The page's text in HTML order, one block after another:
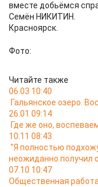
вместе добьёмся
Семён НИКИТИН.
Красноярск.
Фото:
Читайте также
06.03 10:40
Гальянское озеро.
26.01 09:14
Где же оно,
10.11 08:43
"Я полностью
неожиданно получил
07.10 10:47
Общественная